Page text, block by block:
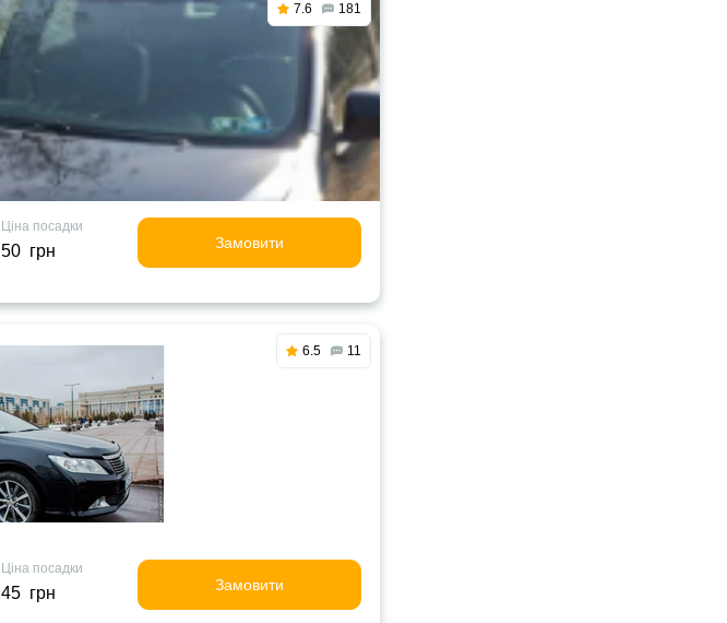
7.6 181
Ціна посадки
50 грн Замовити
6.5 11
Ціна посадки
45 грн Замовити